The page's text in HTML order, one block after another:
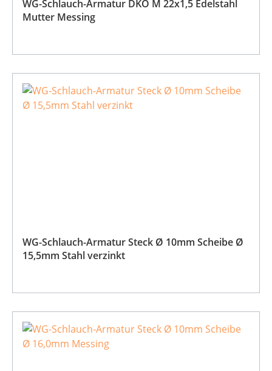
WG-Schlauch-Armatur DKO M 22x1,5 Edelstahl
Mutter Messing
WG-Schlauch-Armatur Steck Ø 10mm Scheibe Ø
15,5mm Stahl verzinkt